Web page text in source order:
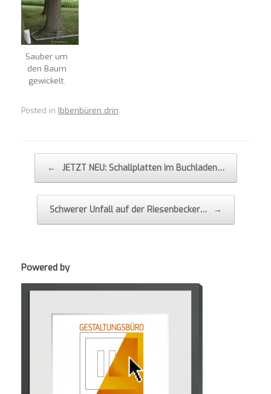
Sauber um
den Baum
gewickelt.
Posted in Ibbenbüren drin.
← JETZT NEU: Schallplatten im Buchladen…
Schwerer Unfall auf der Riesenbecker… →
Powered by